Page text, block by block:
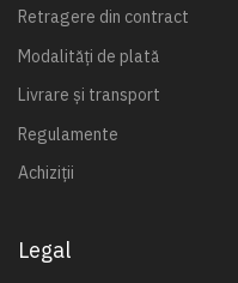
Retragere din contract
Modalități de plată
Livrare și transport
Regulamente
Achiziții
Legal